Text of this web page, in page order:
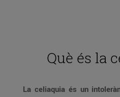
Què és la
La celiaquia és un